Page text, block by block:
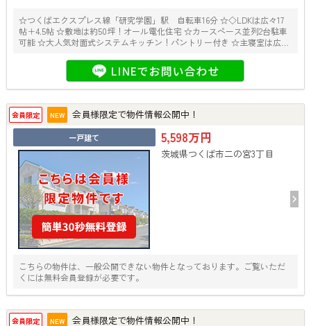
☆つくばエクスプレス線「研究学園」駅 自転車16分 ☆◇LDKは広々17
帖＋4.5帖 ☆敷地は約50坪！オール電化住宅 ☆カースペース並列2台駐車
可能 ☆大人気対面式システムキッチン！パントリー付き ☆主寝室は広々
ア用品もスッキリ収納！
会員限定 NEW 会員様限定で物件情報公開中！
一戸建て 5,598万円
茨城県つくば市二の宮3丁目
こちらの物件は、一般公開できない物件となっております。ご覧いただ
くには無料会員登録が必要です。
会員限定 NEW 会員様限定で物件情報公開中！